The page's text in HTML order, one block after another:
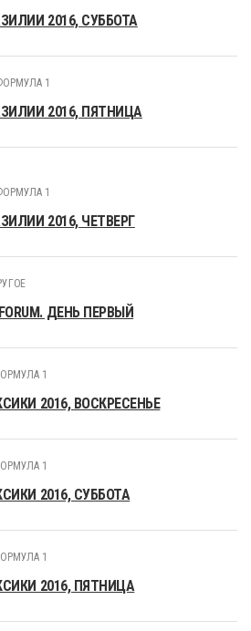
2016, СУББОТА
1
2016, ПЯТНИЦА
1
2016, ЧЕТВЕРГ
FORUM. ДЕНЬ ПЕРВЫЙ
1
2016, ВОСКРЕСЕНЬЕ
1
2016, СУББОТА
1
2016, ПЯТНИЦА